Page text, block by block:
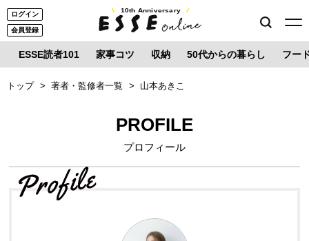
ログイン
会員登録
10th Anniversary
ESSE読者101 家事コツ 収納 50代からの暮らし フー
トップ 著者・監修者一覧 山本あきこ
PROFILE
プロフィール